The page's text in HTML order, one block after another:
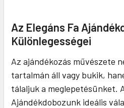
Az Elegáns Fa
Különlegességei
Az ajándékozás művészete
tartalmán áll vagy bukik,
tálaljuk a meglepetésünket.
Ajándékdobozunk ideális